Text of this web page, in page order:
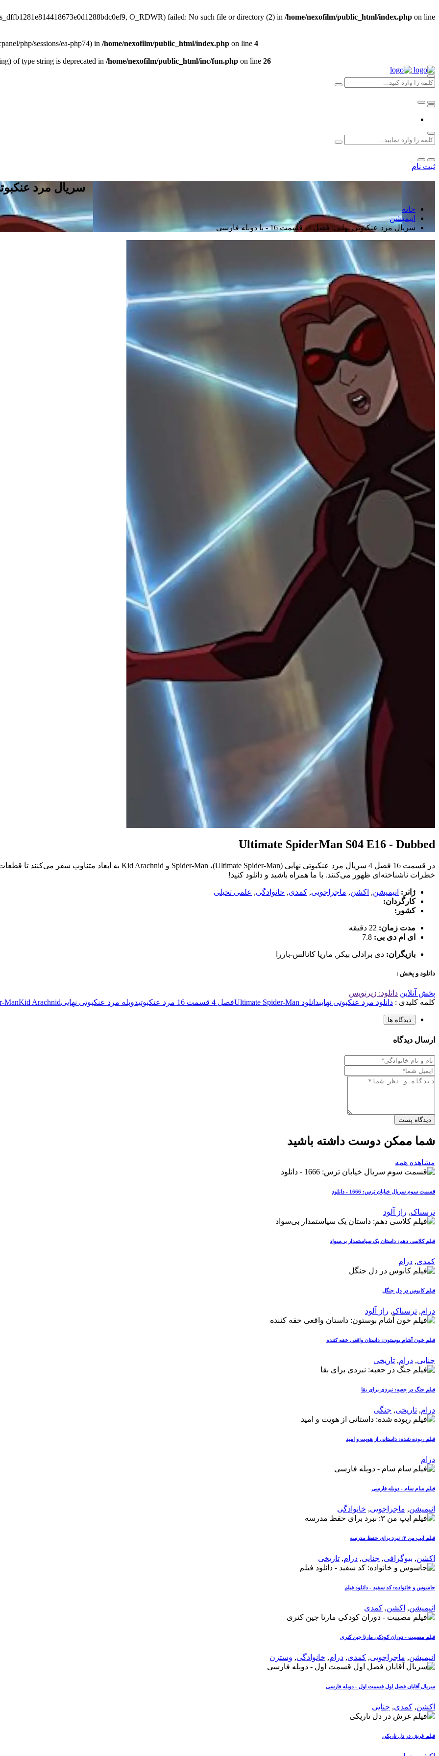
O_RDWR) failed: No such file or directory (2) in /home/nexofilm/public_html/index.php on line
php/sessions/ea-php74) in /home/nexofilm/public_html/index.php on line 4
of type string is deprecated in /home/nexofilm/public_html/inc/fun.php on line 26
ثبت نام
سریال مرد عنکبوتی نهایی: فصل
خانه
انیمیشن
سریال مرد عنکبوتی نهایی: فصل 4، قسمت 16 - با دوبله فارسی
Ultimate SpiderMan S04 E16 - Dubbed
خطرات ناشناخته‌ای ظهور می‌کنند. با ما همراه باشید و دانلود کنید!
ژانر: انیمیشن, اکشن, ماجراجویی, کمدی, خانوادگی, علمی تخیلی
کارگردان:
کشور:
مدت زمان: 22 دقیقه
ای ام دی بی: 7.8
بازیگران: دی برادلی بیکر , ماریا کانالس-باررا
دانلود و پخش :
پخش آنلاین دانلود: زیرنویس
کلمه کلیدی : دانلود مرد عنکبوتی نهاییدانلود Ultimate Spider-Man فصل 4 قسمت 16 مرد عنکبوتی دوبله مرد عنکبوتی نهایی ManKid Arachnid
دیدگاه ها
ارسال دیدگاه
دیدگاه پست
شما ممکن دوست داشته باشید
مشاهده همه
قسمت سوم سریال خیابان ترس: 1666 - دانلود
ترسناک, راز آلود
فیلم کلاسی دهم: داستان یک سیاستمدار بی‌سواد
کمدی, درام
فیلم کابوس در دل جنگل
درام, ترسناک, راز آلود
فیلم خون آشام بوستون: داستان واقعی خفه کننده
جنایی, درام, تاریخی
فیلم جنگ در جعبه: نبردی برای بقا
درام, تاریخی, جنگی
فیلم ربوده شده: داستانی از هویت و امید
درام
فیلم سام سام - دوبله فارسی
انیمیشن, ماجراجویی, خانوادگی
فیلم ایپ من ۳: نبرد برای حفظ مدرسه
اکشن, بیوگرافی, جنایی, درام, تاریخی
جاسوس و خانواده: کد سفید - دانلود فیلم
انیمیشن, اکشن, کمدی
فیلم مصیبت - دوران کودکی مارتا جین کنری
انیمیشن, ماجراجویی, کمدی, درام, خانوادگی, وسترن
سریال آقایان فصل اول قسمت اول - دوبله فارسی
اکشن, کمدی, جنایی
فیلم غرش در دل تاریکی